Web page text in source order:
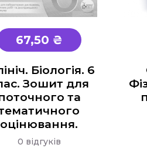
67,50 ₴
Біологія. 6
Зошит для
та
оцінювання.
0 відгуків